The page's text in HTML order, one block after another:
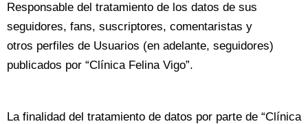
Responsable del tratamiento de los datos de sus
seguidores, fans, suscriptores, comentaristas y
otros perfiles de Usuarios (en adelante, seguidores)
publicados por “Clínica Felina Vigo”.
La finalidad del tratamiento de datos por parte de “Clínica